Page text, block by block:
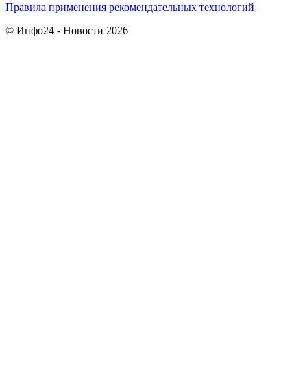
Правила применения рекомендательных технологий
© Инфо24 - Новости 2026